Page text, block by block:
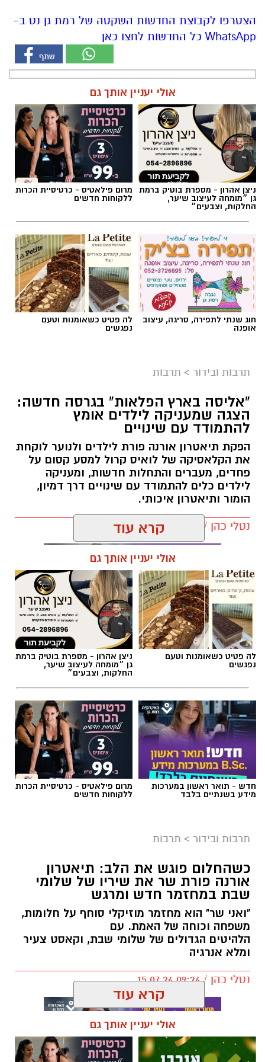
הצטרפו לקבוצת החדשות השקטה של רמת גן נט ב-
WhatsApp כל החדשות לחצו כאן
אולי יעניין אותך גם
ניצן אהרון - מספרת בוטיק ברמת
גן ״מומחה לעיצוב שיער,
החלקות, וצבעים״
מרום פילאטיס - כרטיסיית הכרות
ללקוחות חדשים
חוג שנתי לתפירה, סריגה, עיצוב
אופנה
לה פטיט כשאומנות וטעם
נפגשים
תרבות ובידור > תרבות
"אליסה בארץ הפלאות" בגרסה חדשה:
הצגה שמעניקה לילדים אומץ
להתמודד עם שינויים
הפקת תיאטרון אורנה פורת לילדים ולנוער לוקחת
את הקלאסיקה של לואיס קרול למסע קסום על
פחדים, מעברים והתחלות חדשות, ומעניקה
לילדים כלים להתמודד עם שינויים דרך דמיון,
הומור ותיאטרון איכותי.
נטלי כהן / 13:55 22.07.26
תגים:הצגות ילדים, אליסה בארץ הפלאות
מעניק לילדים כלים
להתמודד עם מעברי שינויים ופרידות
ילדות וילדים רבים זקוקים לעוגנים של ביטחון
ושגרה. מעבר דירה, החלפת גן או בית ספר
יסודי, או כל שינוי משמעותי אחר עלולים לעורר
אצלם חששות, חוסר ודאות ואף התנגדות.
דווקא בתקופות כאלה, סיפורים ותיאטרון יכולים
לספק מרחב בטוח שבו אפשר לפגוש את
הפחדים, לתת להם שם, ולגלות שאפשר גם
להתגבר עליהם.
תיאטרון אורנה פורת לילדים ולנוער, מהתיאטראות
קרא עוד
אולי יעניין אותך גם
לה פטיט כשאומנות וטעם
נפגשים
ניצן אהרון - מספרת בוטיק ברמת
גן ״מומחה לעיצוב שיער,
החלקות, וצבעים״
חדש - תואר ראשון במערכות
מידע בשנתיים בלבד
מרום פילאטיס - כרטיסיית הכרות
ללקוחות חדשים
תרבות ובידור > תרבות
כשהחלום פוגש את הלב: תיאטרון
אורנה פורת שר את שיריו של שלומי
שבת במחזמר חדש ומרגש
"ואני שר" הוא מחזמר מוזיקלי סוחף על חלומות,
משפחה וכוחה של האמת. עם
הלהיטים הגדולים של שלומי שבת, וקאסט צעיר
ומלא אנרגיה
נטלי כהן / 09:26 15.07.26
קרא עוד
אולי יעניין אותך גם